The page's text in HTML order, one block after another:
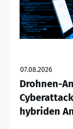
07.08.2026
Drohnen-
hybriden